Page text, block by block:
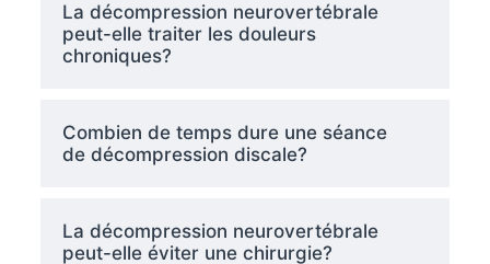
La décompression neurovertébrale
peut-elle traiter les douleurs
chroniques?
Combien de temps dure une séance
de décompression discale?
La décompression neurovertébrale
peut-elle éviter une chirurgie?